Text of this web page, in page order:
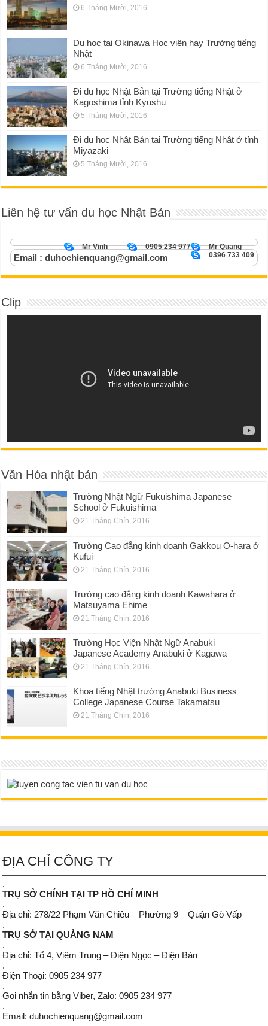
6 Tháng Mười, 2016
Du học tại Okinawa Học viện hay Trường tiếng
Nhật
6 Tháng Mười, 2016
Đi du học Nhật Bản tại Trường tiếng Nhật ở
Kagoshima tỉnh Kyushu
5 Tháng Mười, 2016
Đi du học Nhật Bản tại Trường tiếng Nhật ở tỉnh
Miyazaki
5 Tháng Mười, 2016
Liên hệ tư vấn du học Nhật Bản
Mr Quang
0905 234 977
Mr Vinh
0396 733 409
Email : duhochienquang@gmail.com
Clip
Văn Hóa nhật bản
Trường Nhật Ngữ Fukuishima Japanese
School ở Fukuishima
21 Tháng Chín, 2016
Trường Cao đẳng kinh doanh Gakkou O-hara ở
Kufui
21 Tháng Chín, 2016
Trường cao đẳng kinh doanh Kawahara ở
Matsuyama Ehime
21 Tháng Chín, 2016
Trường Học Viện Nhật Ngữ Anabuki –
Japanese Academy Anabuki ở Kagawa
21 Tháng Chín, 2016
Khoa tiếng Nhật trường Anabuki Business
College Japanese Course Takamatsu
21 Tháng Chín, 2016
ĐỊA CHỈ CÔNG TY
.
TRỤ SỞ CHÍNH TẠI TP HỒ CHÍ MINH
.
Địa chỉ: 278/22 Phạm Văn Chiêu – Phường 9 – Quận Gò Vấp
.
TRỤ SỞ TẠI QUẢNG NAM
.
Địa chỉ: Tổ 4, Viêm Trung – Điện Ngọc – Điện Bàn
.
Điện Thoại: 0905 234 977
.
Gọi nhắn tin bằng Viber, Zalo: 0905 234 977
.
Email: duhochienquang@gmail.com